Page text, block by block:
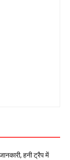
हनी ट्रैप में